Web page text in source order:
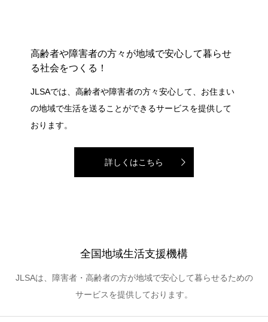
高齢者や障害者の方々が地域で安心して暮らせ
る社会をつくる！
JLSAでは、高齢者や障害者の方々安心して、お住まい
の地域で生活を送ることができるサービスを提供して
おります。
詳しくはこちら
全国地域生活支援機構
JLSAは、障害者・高齢者の方が地域で安心して暮らせるための
サービスを提供しております。